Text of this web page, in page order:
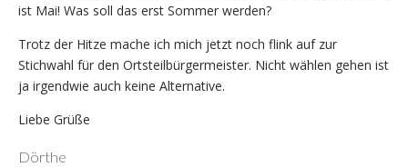
ist Mai! Was soll das erst Sommer werden?
Trotz der Hitze mache ich mich jetzt noch flink auf zur
Stichwahl für den Ortsteilbürgermeister. Nicht wählen gehen ist
ja irgendwie auch keine Alternative.
Liebe Grüße
Dörthe